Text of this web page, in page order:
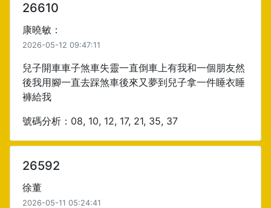
26610
康曉敏：
2026-05-12 09:47:11
兒子開車車子煞車失靈一直倒車上有我和一個朋友然
後我用腳一直去踩煞車後來又夢到兒子拿一件睡衣睡
褲給我
號碼分析：08, 10, 12, 17, 21, 35, 37
26592
徐董
2026-05-11 05:24:41